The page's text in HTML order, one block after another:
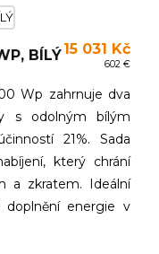
BÍLÝ15 031 Kč
602 €
Wp zahrnuje dva
s odolným bílým
21%. Sada
který chrání
a zkratem. Ideální
doplnění energie v